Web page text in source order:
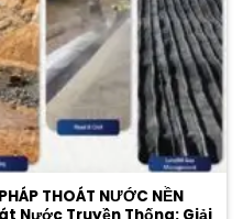
THOÁT NƯỚC NỀN
Nước Truyền Thống: Giải